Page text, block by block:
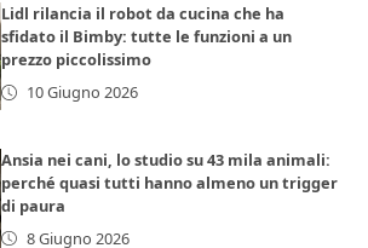
Lidl rilancia il robot da cucina che ha
sfidato il Bimby: tutte le funzioni a un
prezzo piccolissimo
10 Giugno 2026
Ansia nei cani, lo studio su 43 mila animali:
perché quasi tutti hanno almeno un trigger
di paura
8 Giugno 2026